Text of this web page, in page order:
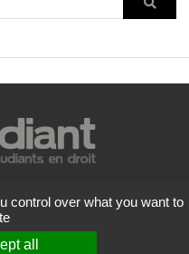
d'utilisation
control over what you want to
all